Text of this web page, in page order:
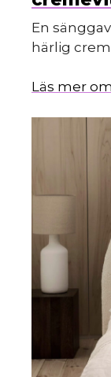
En
härlig
Läs mer